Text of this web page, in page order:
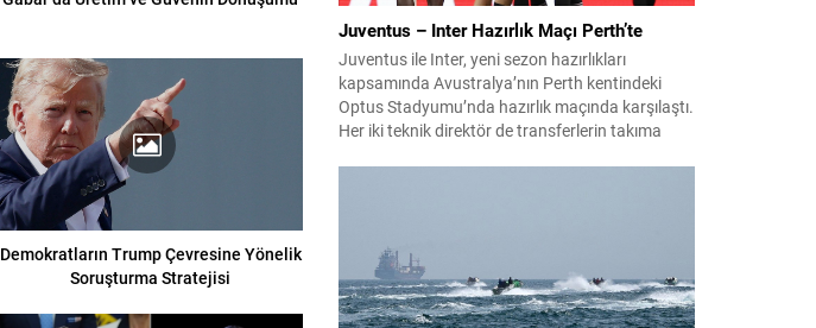
Demokratların Trump Çevresine Yönelik
Soruşturma Stratejisi
Juventus – Inter Hazırlık Maçı Perth’te
Juventus ile Inter, yeni sezon hazırlıkları
kapsamında Avustralya’nın Perth kentindeki
Optus Stadyumu’nda hazırlık maçında karşılaştı.
Her iki teknik direktör de transferlerin takıma
Yıldız ilk 11’de görev alırken,...